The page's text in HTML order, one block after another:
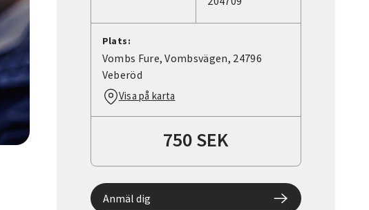
Plats:
Vombs Fure, Vombsvägen, 24796
Veberöd
Visa på karta
750 SEK
Anmäl dig